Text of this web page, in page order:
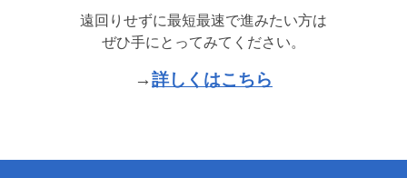
遠回りせずに最短最速で進みたい方は
ぜひ手にとってみてください。
→詳しくはこちら